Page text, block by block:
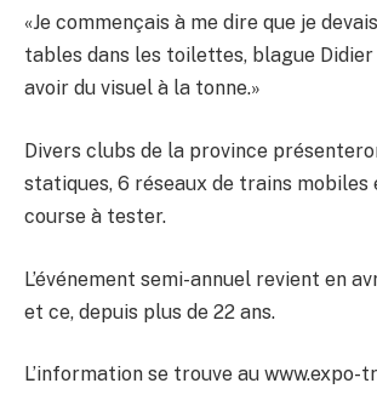
«Je commençais à me dire que je
tables dans les toilettes, blague
avoir du visuel à la tonne.»
Divers clubs de la province
statiques, 6 réseaux de trains mobiles
course à tester.
L’événement semi-annuel revient en
et ce, depuis plus de 22 ans.
L’information se trouve au www.expo-